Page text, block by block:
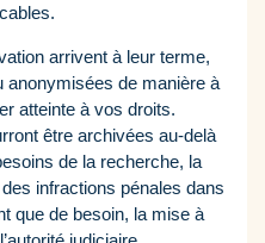
arrivent à leur terme,
de manière à
atteinte à vos droits.
être archivées au-delà
de la recherche, la
infractions pénales dans
que de besoin, la mise à